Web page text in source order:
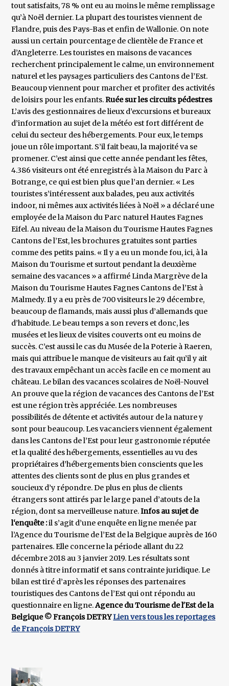
tout satisfaits, 78 % ont eu au moins le même remplissage
qu’à Noël dernier. La plupart des touristes viennent de
Flandre, puis des Pays-Bas et enfin de Wallonie. On note
aussi un certain pourcentage de clientèle de France et
d’Angleterre. Les touristes en maisons de vacances
recherchent principalement le calme, un environnement
naturel et les paysages particuliers des Cantons de l’Est.
Beaucoup viennent pour marcher et profiter des activités
de loisirs pour les enfants.Ruée sur les circuits pédestres
L’avis des gestionnaires de lieux d’excursions et bureaux
d’information au sujet de la météo est fort différent de
celui du secteur des hébergements. Pour eux, le temps
joue un rôle important. S’il fait beau, la majorité va se
promener. C’est ainsi que cette année pendant les fêtes,
4.386 visiteurs ont été enregistrés à la Maison du Parc à
Botrange, ce qui est bien plus que l’an dernier. « Les
touristes s’intéressent aux balades, peu aux activités
indoor, ni mêmes aux activités liées à Noël » a déclaré une
employée de la Maison du Parc naturel Hautes Fagnes
Eifel. Au niveau de la Maison du Tourisme Hautes Fagnes
Cantons de l’Est, les brochures gratuites sont parties
comme des petits pains. « Il y a eu un monde fou, ici, à la
Maison du Tourisme et surtout pendant la deuxième
semaine des vacances » a affirmé Linda Margrève de la
Maison du Tourisme Hautes Fagnes Cantons de l’Est à
Malmedy. Il y a eu près de 700 visiteurs le 29 décembre,
beaucoup de flamands, mais aussi plus d’allemands que
d’habitude. Le beau temps a son revers et donc, les
musées et les lieux de visites couverts ont eu moins de
succès. C’est aussi le cas du Musée de la Poterie à Raeren,
mais qui attribue le manque de visiteurs au fait qu’il y ait
des travaux empêchant un accès facile en ce moment au
château. Le bilan des vacances scolaires de Noël-Nouvel
An prouve que la région de vacances des Cantons de l’Est
est une région très appréciée. Les nombreuses
possibilités de détente et activités autour de la nature y
sont pour beaucoup. Les vacanciers viennent également
dans les Cantons de l’Est pour leur gastronomie réputée
et la qualité des hébergements, essentielles au vu des
propriétaires d’hébergements bien conscients que les
attentes des clients sont de plus en plus grandes et
soucieux d’y répondre. De plus en plus de clients
étrangers sont attirés par le large panel d’atouts de la
région, dont sa merveilleuse nature.Infos au sujet de
l‘enquête :il s’agit d’une enquête en ligne menée par
l’Agence du Tourisme de l’Est de la Belgique auprès de 160
partenaires. Elle concerne la période allant du 22
décembre 2018 au 3 janvier 2019. Les résultats sont
donnés à titre informatif et sans contrainte juridique. Le
bilan est tiré d’après les réponses des partenaires
touristiques des Cantons de l’Est qui ont répondu au
questionnaire en ligne.Agence du Tourisme de l'Est de la
Belgique© François DETRYLien vers tous les reportages
de François DETRY